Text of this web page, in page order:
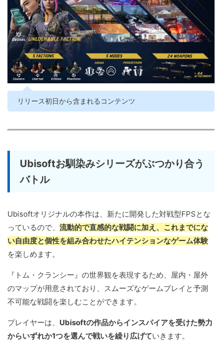
リリース初日から含まれるコンテンツ
Ubisoftお馴染みシリーズがぶつかり合う
バトル
Ubisoftオリジナルの本作は、新たに開発した対戦型FPSとな
っているので、 流動的で直感的な戦闘に加え、これまでにな
い自由度と個性を組み合わせたハイテンションなゲーム体験
を楽しめます。
『トム・クランシー』の世界観を表現するため、屋内・屋外
のマップが用意されており、スムーズなゲームプレイと予測
不可能な戦闘を楽しむことができます。
プレイヤーは、 Ubisoftの作品からインスパイアを受けた勢力
からいずれか1つを選んで戦いを繰り広げていきます。